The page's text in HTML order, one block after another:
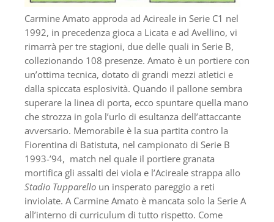
Carmine Amato approda ad Acireale in Serie C1 nel
1992, in precedenza gioca a Licata e ad Avellino, vi
rimarrà per tre stagioni, due delle quali in Serie B,
collezionando 108 presenze. Amato è un portiere con
un’ottima tecnica, dotato di grandi mezzi atletici e
dalla spiccata esplosività. Quando il pallone sembra
superare la linea di porta, ecco spuntare quella mano
che strozza in gola l’urlo di esultanza dell’attaccante
avversario. Memorabile è la sua partita contro la
Fiorentina di Batistuta, nel campionato di Serie B
1993-’94, match nel quale il portiere granata
mortifica gli assalti dei viola e l’Acireale strappa allo
Stadio Tupparello un insperato pareggio a reti
inviolate. A Carmine Amato è mancata solo la Serie A
all’interno di curriculum di tutto rispetto. Come